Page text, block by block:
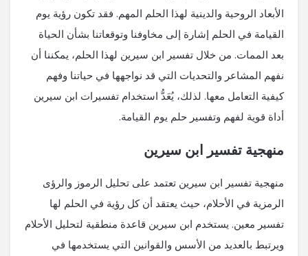
الأبعاد الروحية والدينية لهذا الحلم المهم. فقد تكون رؤية يوم
القيامة في الحلم إشارة إلى مخاوفنا وتوقعاتنا بشأن الحياة
بعد الممات. من خلال تفسير ابن سيرين لهذا الحلم، يمكننا أن
نفهم المشاعر والتحديات التي قد نواجهها في حياتنا وفهم
كيفية التعامل معها. لذلك، يُعَدُّ استخدام تفسيرات ابن سيرين
أداة قوية لفهم وتفسير حلم يوم القيامة.
منهجية تفسير ابن سيرين
منهجية تفسير ابن سيرين تعتمد على تحليل الرموز والرؤى
الرمزية في الأحلام، حيث يعتقد أن كل رؤية في الحلم لها
تفسير معين. يستخدم ابن سيرين قاعدة منطقية لتحليل الأحلام
ويرتبط بالعديد من الأسس والقوانين التي يستخدمها في